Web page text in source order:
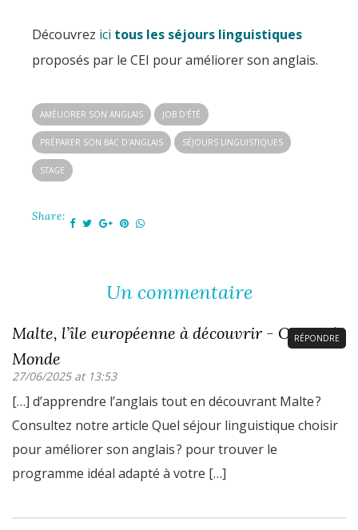
Découvrez ici tous les séjours linguistiques
proposés par le CEI pour améliorer son anglais.
AMÉLIORER SON ANGLAIS JOB D'ÉTÉ
PRÉPARER SON BAC D'ANGLAIS SÉJOURS LINGUISTIQUES
STAGE
Share:
Un commentaire
Malte, l’île européenne à découvrir - Ouvrir le
Monde
27/06/2025 at 13:53
RÉPONDRE
[…] d’apprendre l’anglais tout en découvrant Malte ?
Consultez notre article Quel séjour linguistique choisir
pour améliorer son anglais ? pour trouver le
programme idéal adapté à votre […]